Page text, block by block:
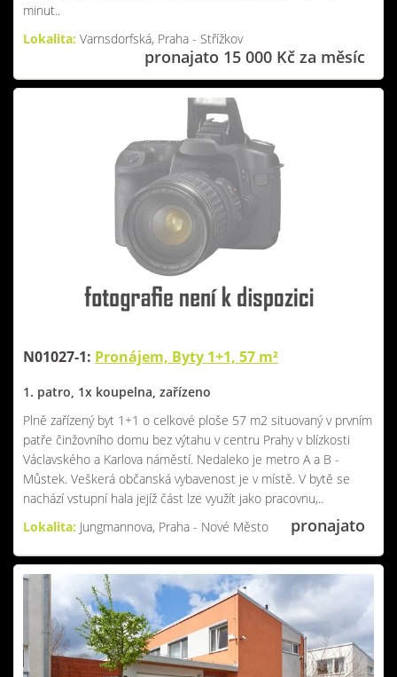
minut..
Lokalita: Varnsdorfská, Praha - Střížkov
pronajato 15 000 Kč za měsíc
N01027-1: Pronájem, Byty 1+1, 57 m²
1. patro, 1x koupelna, zařízeno
Plně zařízený byt 1+1 o celkové ploše 57 m2 situovaný v prvním
patře činžovního domu bez výtahu v centru Prahy v blízkosti
Václavského a Karlova náměstí. Nedaleko je metro A a B -
Můstek. Veškerá občanská vybavenost je v místě. V bytě se
nachází vstupní hala jejíž část lze využít jako pracovnu,..
Lokalita: Jungmannova, Praha - Nové Město pronajato